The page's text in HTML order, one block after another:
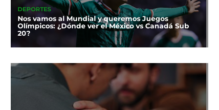
DEPORTES
Nos vamos al Mundial y queremos Juegos
Olímpicos: ¿Dónde ver el México vs Canadá Sub
20?